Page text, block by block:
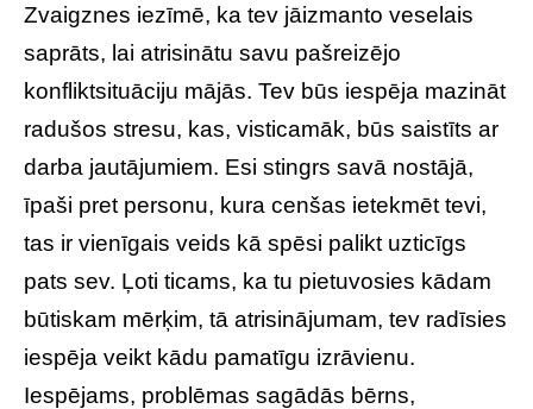
Zvaigznes iezīmē, ka tev jāizmanto veselais
saprāts, lai atrisinātu savu pašreizējo
konfliktsituāciju mājās. Tev būs iespēja mazināt
radušos stresu, kas, visticamāk, būs saistīts ar
darba jautājumiem. Esi stingrs savā nostājā,
īpaši pret personu, kura cenšas ietekmēt tevi,
tas ir vienīgais veids kā spēsi palikt uzticīgs
pats sev. Ļoti ticams, ka tu pietuvosies kādam
būtiskam mērķim, tā atrisinājumam, tev radīsies
iespēja veikt kādu pamatīgu izrāvienu.
Iespējams, problēmas sagādās bērns,